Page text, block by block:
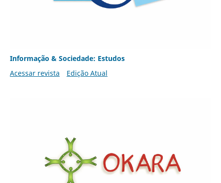
Informação & Sociedade: Estudos
Acessar revista
Edição Atual